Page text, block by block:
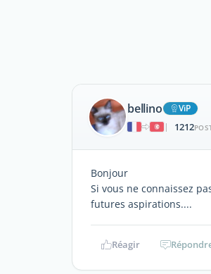
bellino
ViP
|
1212
Bonjour
Si vous ne connaissez
futures aspirations....
Réagir